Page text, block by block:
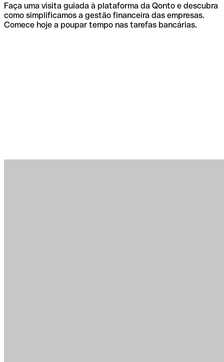
Faça uma visita guiada à plataforma da Qonto e descubra
como simplificamos a gestão financeira das empresas.
Comece hoje a poupar tempo nas tarefas bancárias.